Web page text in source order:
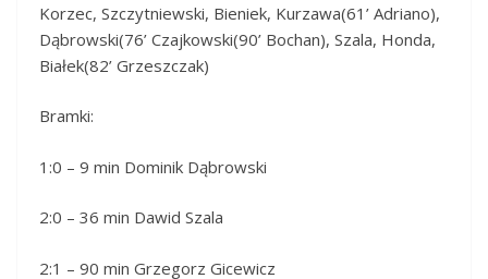
Korzec, Szczytniewski, Bieniek, Kurzawa(61’ Adriano),
Dąbrowski(76’ Czajkowski(90’ Bochan), Szala, Honda,
Białek(82’ Grzeszczak)
Bramki:
1:0 – 9 min Dominik Dąbrowski
2:0 – 36 min Dawid Szala
2:1 – 90 min Grzegorz Gicewicz